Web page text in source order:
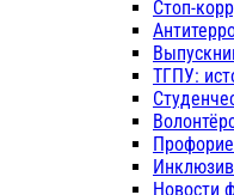
Стоп-
ТГПУ:
Новости